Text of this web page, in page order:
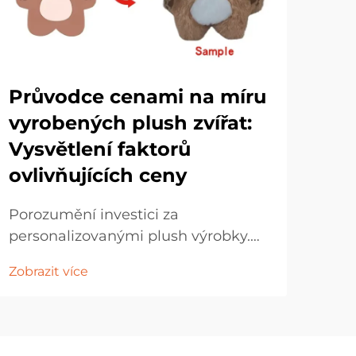
Průvodce cenami na míru
vyrobených plush zvířat:
Vysvětlení faktorů
ovlivňujících ceny
Porozumění investici za
personalizovanými plush výrobky.
představuje jedinečnou kombinaci
Zobrazit více